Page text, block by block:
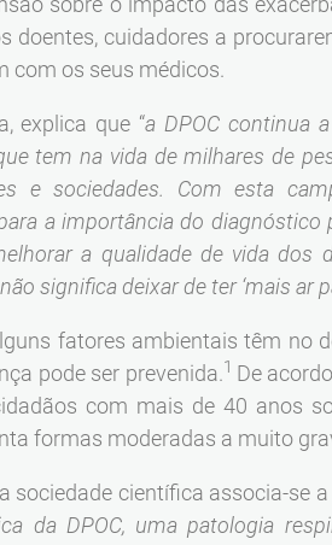
doentes, cuidadores a
com os seus médicos.
explica que “a DPOC continua
tem na vida de milhares de
e sociedades. Com esta
a importância do
a qualidade de vida dos
significa deixar de ter ‘mais ar
fatores ambientais têm no
pode ser prevenida.1 De
com mais de 40 anos
formas moderadas a muito
a sociedade científica associa-se
da DPOC, uma patologia